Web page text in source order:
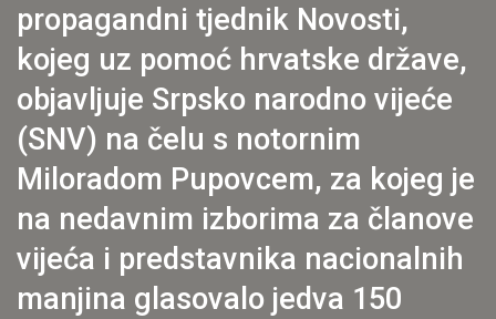
propagandni tjednik Novosti,
kojeg uz pomoć hrvatske države,
objavljuje Srpsko narodno vijeće
(SNV) na čelu s notornim
Miloradom Pupovcem, za kojeg je
na nedavnim izborima za članove
vijeća i predstavnika nacionalnih
manjina glasovalo jedva 150